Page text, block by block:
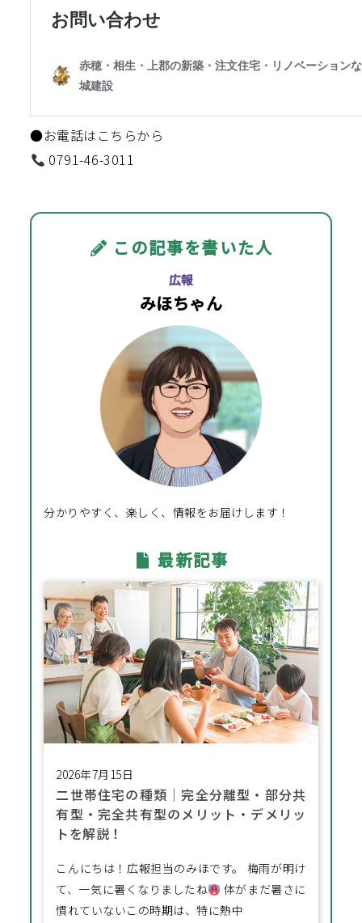
●お電話はこちらから
0791-46-3011
この記事を書いた人
広報
みほちゃん
分かりやすく、楽しく、情報をお届けします！
最新記事
2026年7月15日
二世帯住宅の種類│完全分離型・部分共
有型・完全共有型のメリット・デメリッ
トを解説！
こんにちは！広報担当のみほです。 梅雨が明け
て、一気に暑くなりましたね
体がまだ暑さに
慣れていないこの時期は、特に熱中